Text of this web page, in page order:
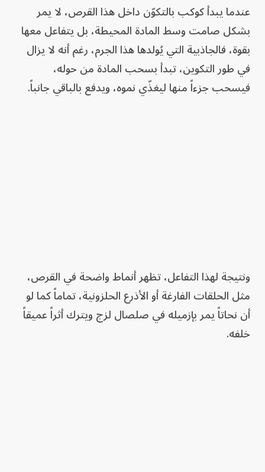
عندما يبدأ كوكب بالتكوّن داخل هذا القرص، لا يمر
بشكل صامت وسط المادة المحيطة، بل يتفاعل معها
بقوة، فالجاذبية التي يُولدها هذا الجرم، رغم أنه لا يزال
في طور التكوين، تبدأ بسحب المادة من حوله،
فيسحب جزءاً منها ليغذّي نموه، ويدفع بالباقي جانباً.
ونتيجة لهذا التفاعل، تظهر أنماط واضحة في القرص،
مثل الحلقات الفارغة أو الأذرع الحلزونية، تماماً كما لو
أن نحاتاً يمر بإزميله في صلصال لزج ويترك أثراً عميقاً
خلفه.